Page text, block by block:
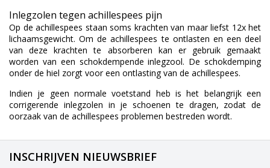
Inlegzolen tegen achillespees pijn
Op de achillespees staan soms krachten van maar liefst 12x het
lichaamsgewicht. Om de achillespees te ontlasten en een deel
van deze krachten te absorberen kan er gebruik gemaakt
worden van een schokdempende inlegzool. De schokdemping
onder de hiel zorgt voor een ontlasting van de achillespees.
Indien je geen normale voetstand heb is het belangrijk een
corrigerende inlegzolen in je schoenen te dragen, zodat de
oorzaak van de achillespees problemen bestreden wordt.
INSCHRIJVEN NIEUWSBRIEF